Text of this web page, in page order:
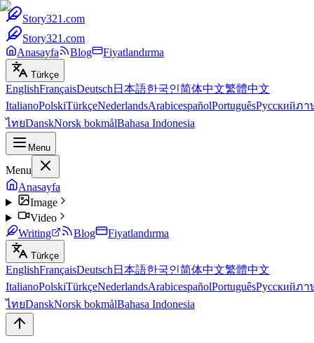
Story321.com
Story321.com
Anasayfa
Blog Fiyatlandırma
Türkçe
EnglishFrançaisDeutsch 日本語한국인简体中文繁體中文
ItalianoPolskiTürkçeNederlandsArabicespañolPortuguêsРусскийภา
ไทยDanskNorsk bokmålBahasa Indonesia
Menu
Menu
Anasayfa
Image
Video
Writing
Blog Fiyatlandırma
Türkçe
EnglishFrançaisDeutsch 日本語한국인简体中文繁體中文
ItalianoPolskiTürkçeNederlandsArabicespañolPortuguêsРусскийภา
ไทยDanskNorsk bokmålBahasa Indonesia